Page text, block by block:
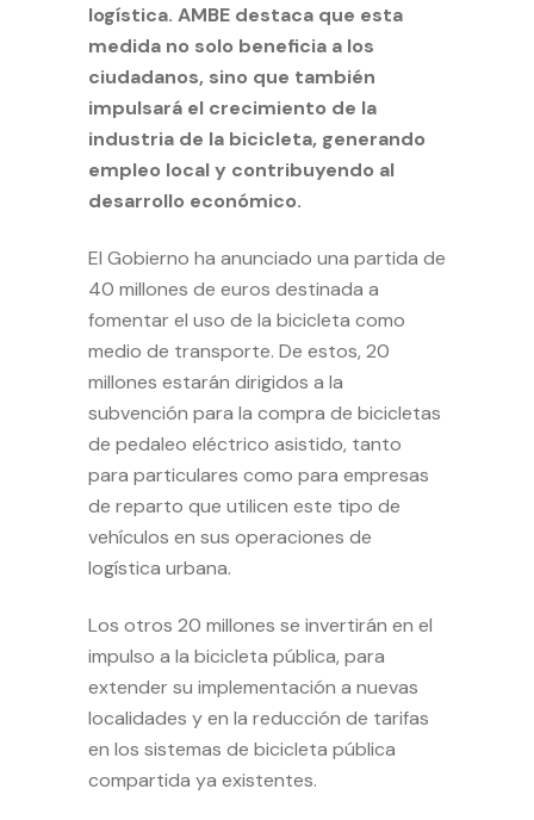
logística. AMBE destaca que esta
medida no solo beneficia a los
ciudadanos, sino que también
impulsará el crecimiento de la
industria de la bicicleta, generando
empleo local y contribuyendo al
desarrollo económico.
El Gobierno ha anunciado una partida de
40 millones de euros destinada a
fomentar el uso de la bicicleta como
medio de transporte. De estos, 20
millones estarán dirigidos a la
subvención para la compra de bicicletas
de pedaleo eléctrico asistido, tanto
para particulares como para empresas
de reparto que utilicen este tipo de
vehículos en sus operaciones de
logística urbana.
Los otros 20 millones se invertirán en el
impulso a la bicicleta pública, para
extender su implementación a nuevas
localidades y en la reducción de tarifas
en los sistemas de bicicleta pública
compartida ya existentes.